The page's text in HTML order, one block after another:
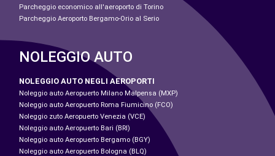
Parcheggio economico all'aeroporto di Torino
Parcheggio Aeroporto Bergamo-Orio al Serio
NOLEGGIO AUTO
NOLEGGIO AUTO NEGLI AEROPORTI
Noleggio auto Aeropuerto Milano Malpensa (MXP)
Noleggio auto Aeropuerto Roma Fiumicino (FCO)
Noleggio zuto Aeropuerto Venezia (VCE)
Noleggio auto Aeropuerto Bari (BRI)
Noleggio auto Aeropuerto Bergamo (BGY)
Noleggio auto Aeropuerto Bologna (BLQ)